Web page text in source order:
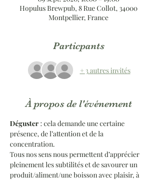
Hopulus Brewpub, 8 Rue Collot, 34000
Montpellier, France
Particpants
+ 3 autres invités
À propos de l'événement
Déguster : cela demande une certaine
présence, de l’attention et de la
concentration.
Tous nos sens nous permettent d’apprécier
pleinement les subtilités et de savourer un
produit/aliment/une boisson avec plaisir, à